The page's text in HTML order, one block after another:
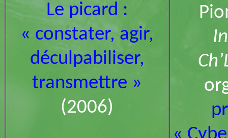
Le picard :
« constater, agir,
déculpabiliser,
transmettre »
(2006)